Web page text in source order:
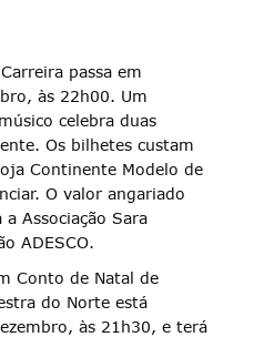
passa em
às 22h00. Um
celebra duas
Os bilhetes custam
Continente Modelo de
O valor angariado
Associação Sara
ADESCO.
Conto de Natal de
do Norte está
às 21h30, e terá